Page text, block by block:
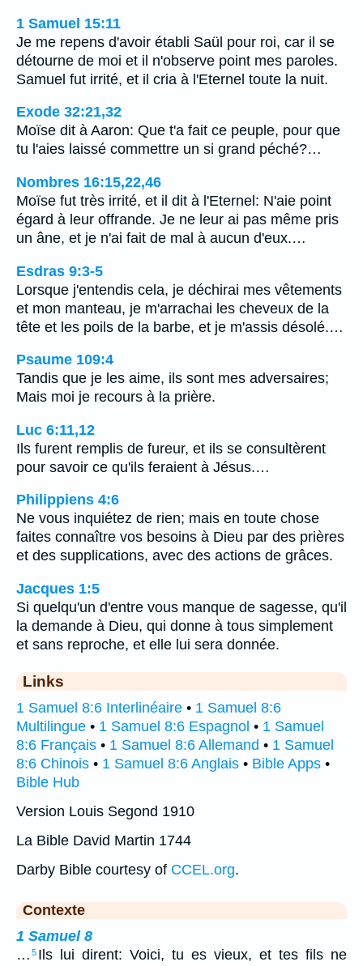
1 Samuel 15:11
Je me repens d'avoir établi Saül pour roi, car il se
détourne de moi et il n'observe point mes paroles.
Samuel fut irrité, et il cria à l'Eternel toute la nuit.
Exode 32:21,32
Moïse dit à Aaron: Que t'a fait ce peuple, pour que
tu l'aies laissé commettre un si grand péché?…
Nombres 16:15,22,46
Moïse fut très irrité, et il dit à l'Eternel: N'aie point
égard à leur offrande. Je ne leur ai pas même pris
un âne, et je n'ai fait de mal à aucun d'eux.…
Esdras 9:3-5
Lorsque j'entendis cela, je déchirai mes vêtements
et mon manteau, je m'arrachai les cheveux de la
tête et les poils de la barbe, et je m'assis désolé.…
Psaume 109:4
Tandis que je les aime, ils sont mes adversaires;
Mais moi je recours à la prière.
Luc 6:11,12
Ils furent remplis de fureur, et ils se consultèrent
pour savoir ce qu'ils feraient à Jésus.…
Philippiens 4:6
Ne vous inquiétez de rien; mais en toute chose
faites connaître vos besoins à Dieu par des prières
et des supplications, avec des actions de grâces.
Jacques 1:5
Si quelqu'un d'entre vous manque de sagesse, qu'il
la demande à Dieu, qui donne à tous simplement
et sans reproche, et elle lui sera donnée.
Links
1 Samuel 8:6 Interlinéaire • 1 Samuel 8:6
Multilingue • 1 Samuel 8:6 Espagnol • 1 Samuel
8:6 Français • 1 Samuel 8:6 Allemand • 1 Samuel
8:6 Chinois • 1 Samuel 8:6 Anglais • Bible Apps •
Bible Hub
Version Louis Segond 1910
La Bible David Martin 1744
Darby Bible courtesy of CCEL.org.
Contexte
1 Samuel 8
… 5 Ils lui dirent: Voici, tu es vieux, et tes fils ne